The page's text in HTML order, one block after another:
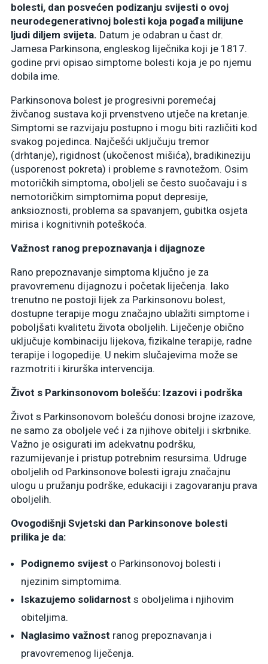
bolesti, dan posvećen podizanju svijesti o ovoj
neurodegenerativnoj bolesti koja pogađa milijune
ljudi diljem svijeta. Datum je odabran u čast dr.
Jamesa Parkinsona, engleskog liječnika koji je 1817.
godine prvi opisao simptome bolesti koja je po njemu
dobila ime.
Parkinsonova bolest je progresivni poremećaj
živčanog sustava koji prvenstveno utječe na kretanje.
Simptomi se razvijaju postupno i mogu biti različiti kod
svakog pojedinca. Najčešći uključuju tremor
(drhtanje), rigidnost (ukočenost mišića), bradikineziju
(usporenost pokreta) i probleme s ravnotežom. Osim
motoričkih simptoma, oboljeli se često suočavaju i s
nemotoričkim simptomima poput depresije,
anksioznosti, problema sa spavanjem, gubitka osjeta
mirisa i kognitivnih poteškoća.
Važnost ranog prepoznavanja i dijagnoze
Rano prepoznavanje simptoma ključno je za
pravovremenu dijagnozu i početak liječenja. Iako
trenutno ne postoji lijek za Parkinsonovu bolest,
dostupne terapije mogu značajno ublažiti simptome i
poboljšati kvalitetu života oboljelih. Liječenje obično
uključuje kombinaciju lijekova, fizikalne terapije, radne
terapije i logopedije. U nekim slučajevima može se
razmotriti i kirurška intervencija.
Život s Parkinsonovom bolešću: Izazovi i podrška
Život s Parkinsonovom bolešću donosi brojne izazove,
ne samo za oboljele već i za njihove obitelji i skrbnike.
Važno je osigurati im adekvatnu podršku,
razumijevanje i pristup potrebnim resursima. Udruge
oboljelih od Parkinsonove bolesti igraju značajnu
ulogu u pružanju podrške, edukaciji i zagovaranju prava
oboljelih.
Ovogodišnji Svjetski dan Parkinsonove bolesti
prilika je da:
Podignemo svijest o Parkinsonovoj bolesti i
njezinim simptomima.
Iskazujemo solidarnost s oboljelima i njihovim
obiteljima.
Naglasimo važnost ranog prepoznavanja i
pravovremenog liječenja.